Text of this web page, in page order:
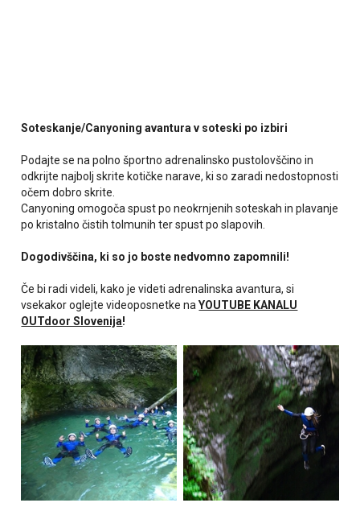
Soteskanje/Canyoning avantura v soteski po izbiri
Podajte se na polno športno adrenalinsko pustolovščino in
odkrijte najbolj skrite kotičke narave, ki so zaradi nedostopnosti
očem dobro skrite.
Canyoning omogoča spust po neokrnjenih soteskah in plavanje
po kristalno čistih tolmunih ter spust po slapovih.
Dogodivščina, ki so jo boste nedvomno zapomnili!
Če bi radi videli, kako je videti adrenalinska avantura, si
vsekakor oglejte videoposnetke naYOUTUBE KANALU
OUTdoor Slovenija!